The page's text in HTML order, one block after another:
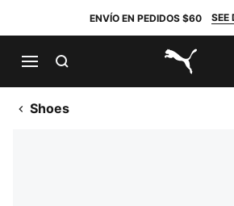
ENVÍO EN PEDIDOS $60 SEE
PUMA.com
Shoes